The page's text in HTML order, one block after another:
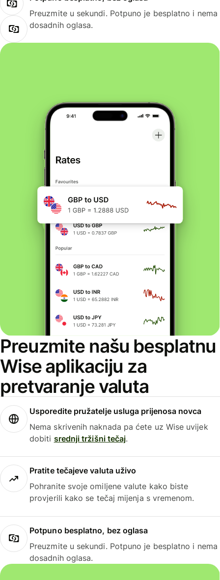
Preuzmite u sekundi. Potpuno je besplatno i nema
dosadnih oglasa.
Preuzmite našu besplatnu
Wise aplikaciju za
pretvaranje valuta
Usporedite pružatelje usluga prijenosa novca
Nema skrivenih naknada pa ćete uz Wise uvijek
dobiti srednji tržišni tečaj.
Pratite tečajeve valuta uživo
Pohranite svoje omiljene valute kako biste
provjerili kako se tečaj mijenja s vremenom.
Potpuno besplatno, bez oglasa
Preuzmite u sekundi. Potpuno je besplatno i nema
dosadnih oglasa.